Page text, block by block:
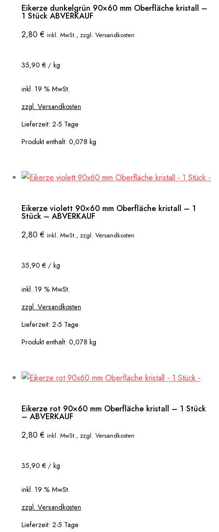
Eikerze dunkelgrün 90×60 mm Oberfläche kristall –
1 Stück ABVERKAUF
2,80€ inkl. MwSt., zzgl. Versandkosten
35,90 € / kg
inkl. 19 % MwSt.
zzgl. Versandkosten
Lieferzeit: 2-5 Tage
Produkt enthält: 0,078 kg
Eikerze violett 90×60 mm Oberfläche kristall – 1
Stück – ABVERKAUF
2,80€ inkl. MwSt., zzgl. Versandkosten
35,90 € / kg
inkl. 19 % MwSt.
zzgl. Versandkosten
Lieferzeit: 2-5 Tage
Produkt enthält: 0,078 kg
Eikerze rot 90×60 mm Oberfläche kristall – 1 Stück
– ABVERKAUF
2,80€ inkl. MwSt., zzgl. Versandkosten
35,90 € / kg
inkl. 19 % MwSt.
zzgl. Versandkosten
Lieferzeit: 2-5 Tage